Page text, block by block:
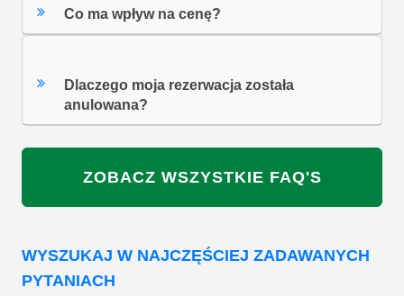
Co ma wpływ na cenę?
Dlaczego moja rezerwacja została
anulowana?
ZOBACZ WSZYSTKIE FAQ'S
WYSZUKAJ W NAJCZĘŚCIEJ ZADAWANYCH
PYTANIACH